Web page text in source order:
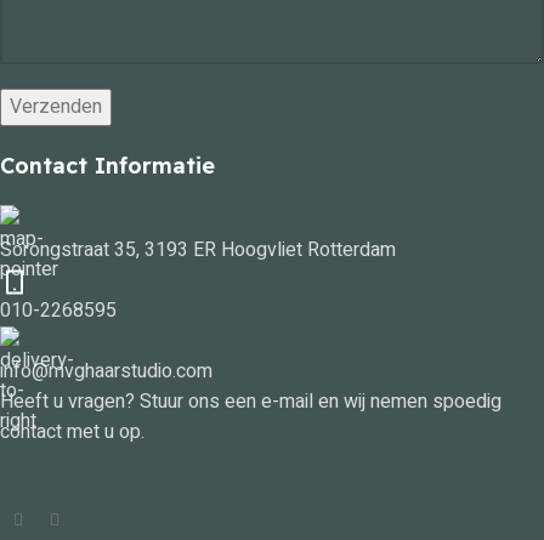
Contact Informatie
Sorongstraat 35, 3193 ER Hoogvliet Rotterdam
010-2268595
info@mvghaarstudio.com
Heeft u vragen? Stuur ons een e-mail en wij nemen spoedig
contact met u op.